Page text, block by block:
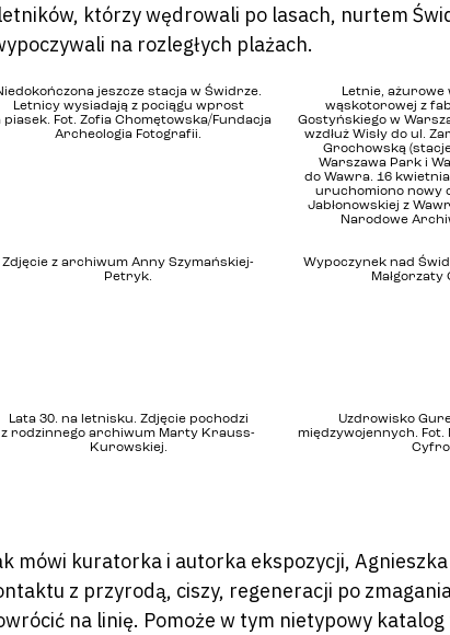
którzy wędrowali po lasach, nurtem
na rozległych plażach.
jeszcze stacja w Świdrze.
Letnicy wysiadają z pociągu wprost
piasek. Fot. Zofia Chomętowska/Fundacja
Archeologia Fotografii.
Letnie, ażurowe
wąskotorowej z
Gostyńskiego w
wzdłuż Wisły do ul.
Grochowską
Warszawa Park i
do Wawra. 16
uruchomiono nowy
Jabłonowskiej z
Narodowe
Zdjęcie z archiwum Anny Szymańskiej-
Petryk.
Wypoczynek nad
Małgorzaty
Lata 30. na letnisku. Zdjęcie pochodzi
z rodzinnego archiwum Marty Krauss-
Kurowskiej.
Uzdrowisko
międzywojennych.
mówi kuratorka i autorka ekspozycji,
z przyrodą, ciszy, regeneracji po
na linię. Pomoże w tym nietypowy